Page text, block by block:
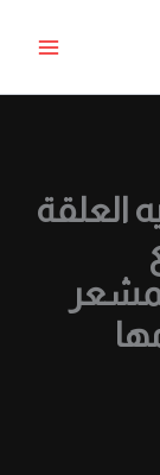
العلقة